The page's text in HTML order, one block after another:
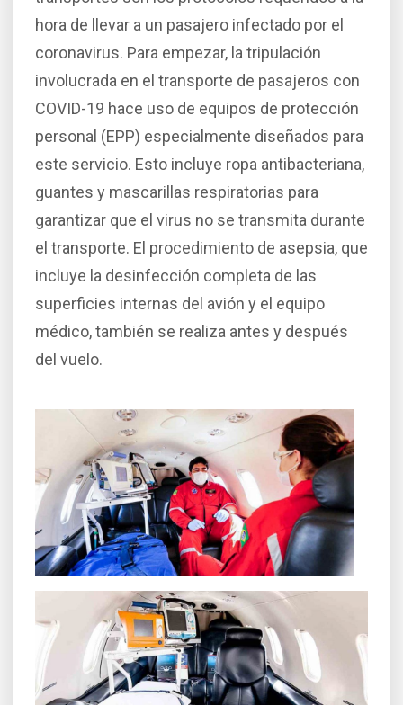
hora de llevar a un pasajero infectado por el
coronavirus. Para empezar, la tripulación
involucrada en el transporte de pasajeros con
COVID-19 hace uso de equipos de protección
personal (EPP) especialmente diseñados para
este servicio. Esto incluye ropa antibacteriana,
guantes y mascarillas respiratorias para
garantizar que el virus no se transmita durante
el transporte. El procedimiento de asepsia, que
incluye la desinfección completa de las
superficies internas del avión y el equipo
médico, también se realiza antes y después
del vuelo.